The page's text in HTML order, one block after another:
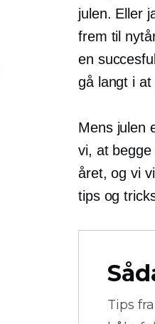
julen. Eller
frem til
​​en
gå langt i
Mens julen
vi, at begge
året, og vi
tips og
Tips fra